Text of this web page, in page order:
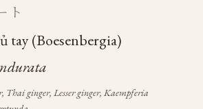
ト
tay (Boesenbergia)
Thai ginger, Lesser ginger, Kaempferia